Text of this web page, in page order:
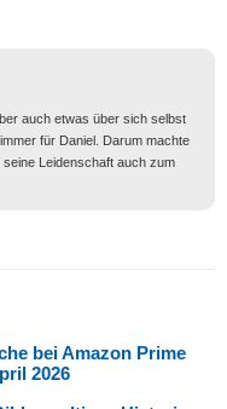
auch etwas über sich selbst
für Daniel. Darum machte
Leidenschaft auch zum
bei Amazon Prime
2026